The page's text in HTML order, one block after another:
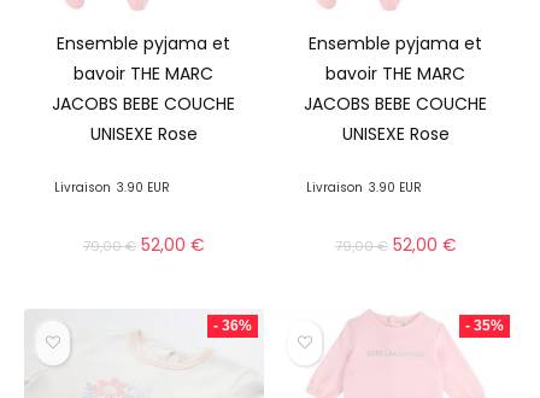
Ensemble pyjama et
bavoir THE MARC
JACOBS BEBE COUCHE
UNISEXE Rose
Livraison 3.90 EUR
79,00€ 52,00 €
Ensemble pyjama et
bavoir THE MARC
JACOBS BEBE COUCHE
UNISEXE Rose
Livraison 3.90 EUR
79,00€ 52,00 €
- 36% - 35%